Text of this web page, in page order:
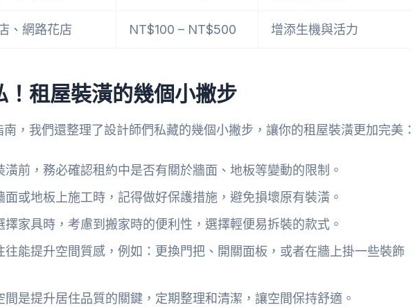
、網路花店 NT$100 – NT$500 增添生機與活力
！租屋裝潢的幾個小撇步
，我們還整理了設計師們私藏的幾個小撇步，讓你的租屋裝潢更加完美
潢前，務必確認租約中是否有關於牆面、地板等變動的限制。
面或地板上施工時，記得做好保護措施，避免損壞原有裝潢。
擇家具時，考慮到搬家時的便利性，選擇輕便易拆裝的款式。
往能提升空間質感，例如：更換門把、開關面板，或者在牆上掛一些裝飾
間是提升居住品質的關鍵，定期整理和清潔，讓空間保持舒適。